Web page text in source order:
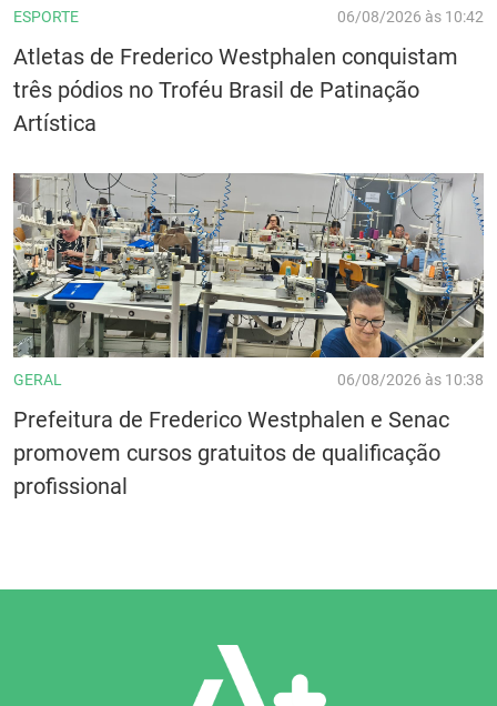
ESPORTE 06/08/2026 às 10:42
Atletas de Frederico Westphalen conquistam
três pódios no Troféu Brasil de Patinação
Artística
GERAL 06/08/2026 às 10:38
Prefeitura de Frederico Westphalen e Senac
promovem cursos gratuitos de qualificação
profissional